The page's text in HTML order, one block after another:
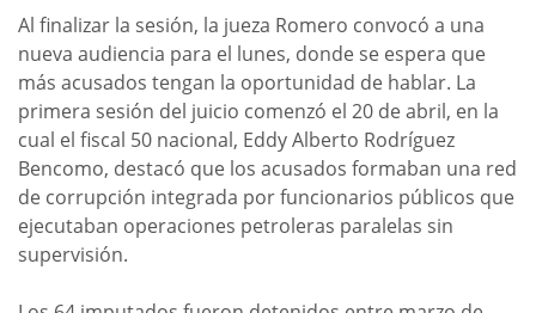
Al finalizar la sesión, la jueza Romero convocó a una
nueva audiencia para el lunes, donde se espera que
más acusados tengan la oportunidad de hablar. La
primera sesión del juicio comenzó el 20 de abril, en la
cual el fiscal 50 nacional, Eddy Alberto Rodríguez
Bencomo, destacó que los acusados formaban una red
de corrupción integrada por funcionarios públicos que
ejecutaban operaciones petroleras paralelas sin
supervisión.